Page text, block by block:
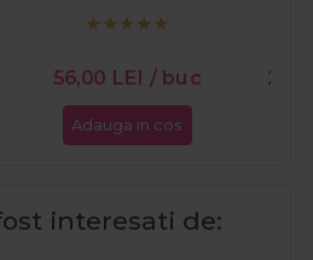
Collection - Milky
56,00 LEI / buc
Adauga in cos
interesati de: